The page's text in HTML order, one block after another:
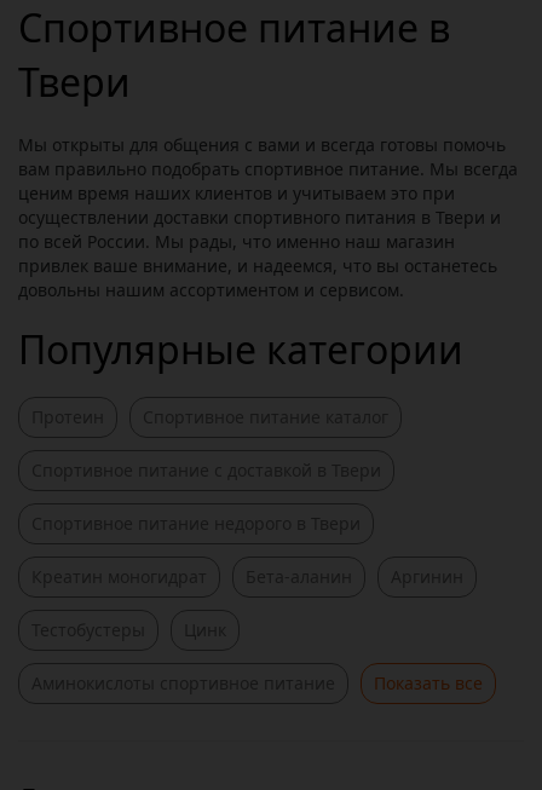
Спортивное питание в
Твери
Мы открыты для общения с вами и всегда готовы помочь
вам правильно подобрать спортивное питание. Мы всегда
ценим время наших клиентов и учитываем это при
осуществлении доставки спортивного питания в Твери и
по всей России. Мы рады, что именно наш магазин
привлек ваше внимание, и надеемся, что вы останетесь
довольны нашим ассортиментом и сервисом.
Популярные категории
Показать все